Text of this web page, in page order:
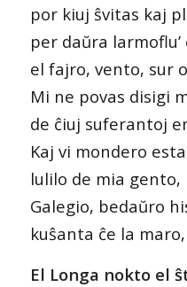
por kiuj ŝvitas kaj
per daŭra
el fajro, vento, sur
Mi ne povas disigi
de ĉiuj suferantoj
Kaj vi mondero
lulilo de mia gento,
Galegio, bedaŭro
kuŝanta ĉe la
El Longa nokto el